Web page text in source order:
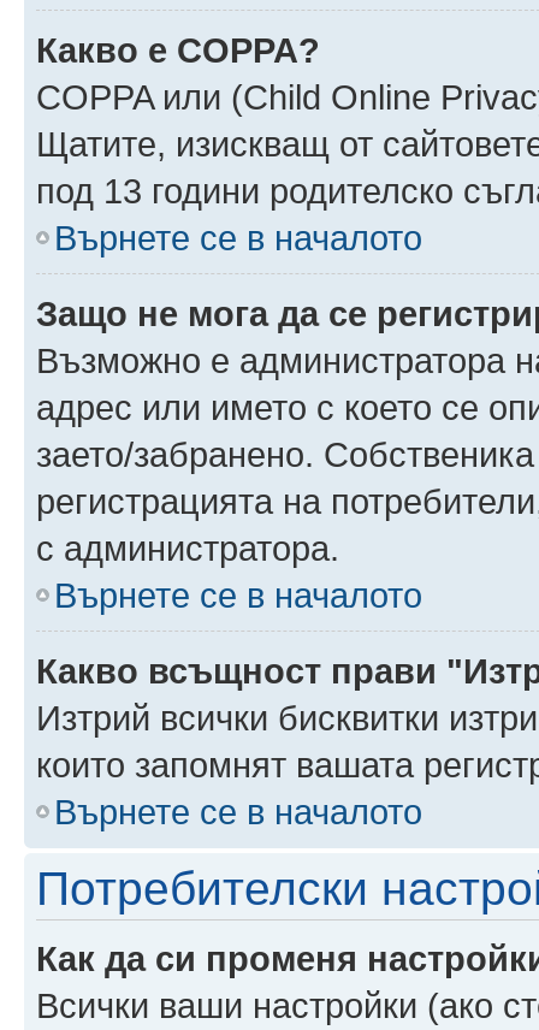
Какво е COPPA?
COPPA или (Child Online
Щатите, изискващ от
под 13 години родителско
Върнете се в началото
Защо не мога да се
Възможно е администратора
адрес или името с което се
заето/забранено.
регистрацията на
с администратора.
Върнете се в началото
Какво всъщност прави
Изтрий всички бисквитки
които запомнят вашата
Върнете се в началото
Потребителски
Как да си променя
Всички ваши настройки (ако